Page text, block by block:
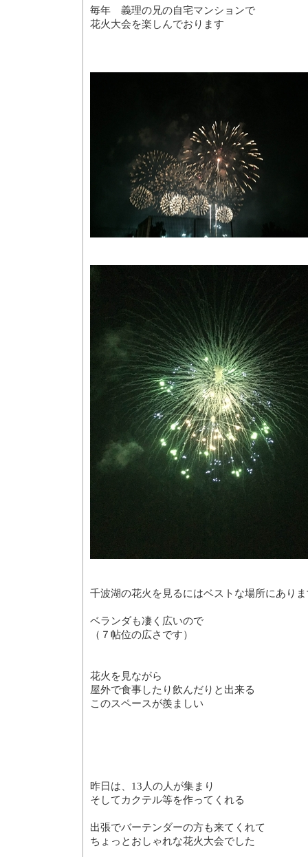
毎年 義理の兄の自宅マンションで
花火大会を楽しんでおります
千波湖の花火を見るにはベストな場所にあり
ベランダも凄く広いので
（７帖位の広さです）
花火を見ながら
屋外で食事したり飲んだりと出来る
このスペースが羨ましい
昨日は、13人の人が集まり
そしてカクテル等を作ってくれる
出張でバーテンダーの方も来てくれて
ちょっとおしゃれな花火大会でした